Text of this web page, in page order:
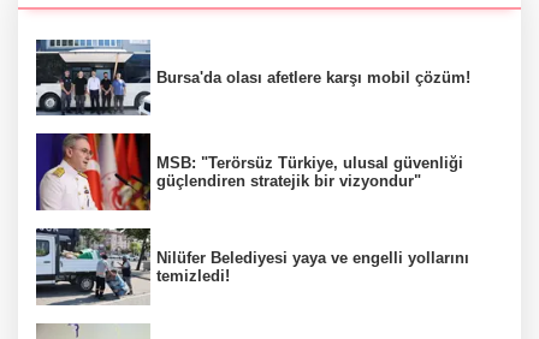
Bursa'da olası afetlere karşı mobil çözüm!
MSB: "Terörsüz Türkiye, ulusal güvenliği
güçlendiren stratejik bir vizyondur"
Nilüfer Belediyesi yaya ve engelli yollarını
temizledi!